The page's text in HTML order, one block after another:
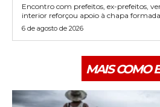
Encontro com prefeitos, ex-prefeitos,
interior reforçou apoio à chapa
6 de agosto de 2026
MAIS COMO